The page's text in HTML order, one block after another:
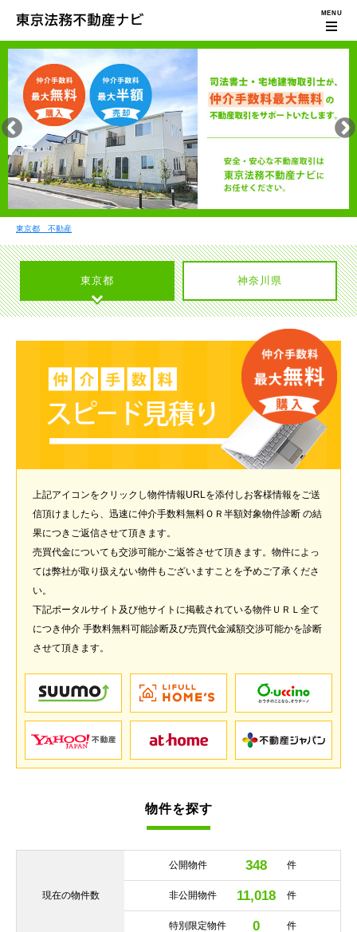
東京都 不動産
東京都 神奈川県
上記アイコンをクリックし物件情報URLを添付しお客様情報をご送
信頂けましたら、迅速に仲介手数料無料ＯＲ半額対象物件診断 の結
果につきご返信させて頂きます。
売買代金についても交渉可能かご返答させて頂きます。物件によっ
ては弊社が取り扱えない物件もございますことを予めご了承くださ
い。
下記ポータルサイト及び他サイトに掲載されている物件ＵＲＬ全て
につき仲介 手数料無料可能診断及び売買代金減額交渉可能かを診断
させて頂きます。
物件を探す
現在の物件数
公開物件 348 件
非公開物件 11,018 件
特別限定物件 0 件